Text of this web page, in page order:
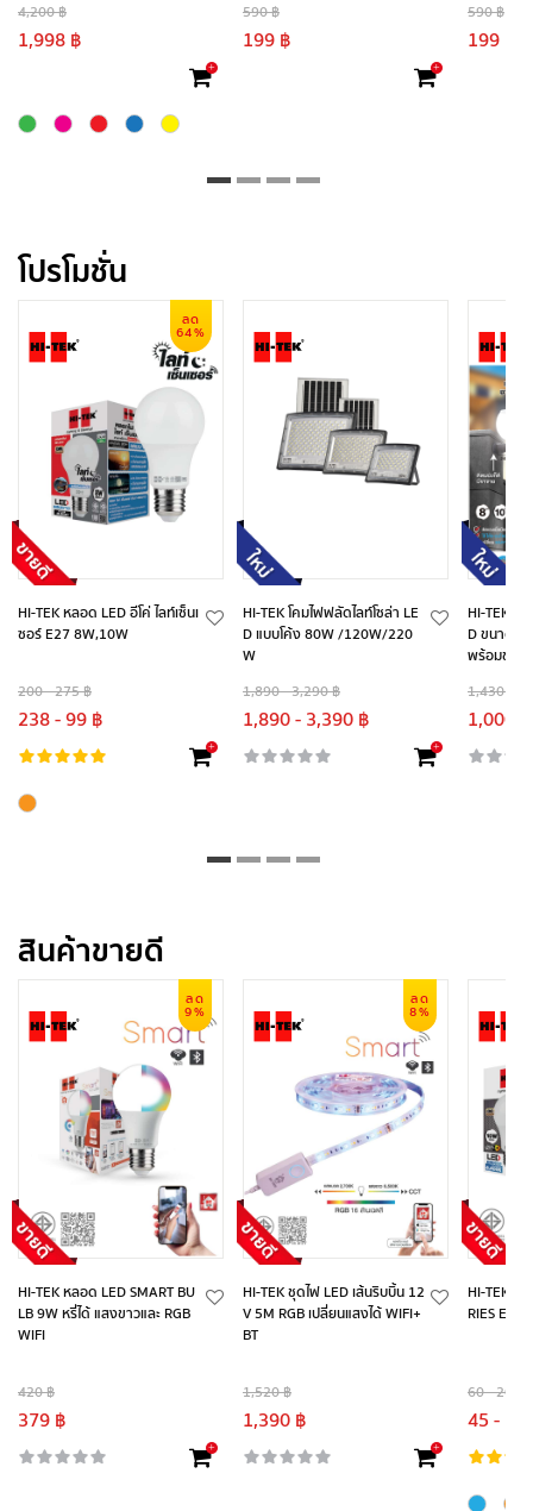
4,200 ฿
1,998 ฿
+
590 ฿
199 ฿
+
590 ฿
199 ฿
โปรโมชั่น
ลด
64%
HI-TEK หลอด LED อีโค่ ไลท์เซ็นเ
ซอร์ E27 8W,10W
200 - 275 ฿
238 - 99 ฿
+
HI-TEK โคมไฟฟลัดไลท์โซล่า LE
D แบบโค้ง 80W /120W/220
W
1,890 - 3,290 ฿
1,890 - 3,390 ฿
+
HI-TEK โค
D ขนาด
พร้อมขา
1,430 -
1,000
สินค้าขายดี
ลด
9%
HI-TEK หลอด LED SMART BU
LB 9W หรี่ได้ แสงขาวและ RGB
WIFI
420 ฿
379 ฿
+
ลด
8%
HI-TEK ชุดไฟ LED เส้นริบบิ้น 12
V 5M RGB เปลี่ยนแสงได้ WIFI+
BT
1,520 ฿
1,390 ฿
+
HI-TEK ห
RIES E27
60 - 200 ฿
45 -